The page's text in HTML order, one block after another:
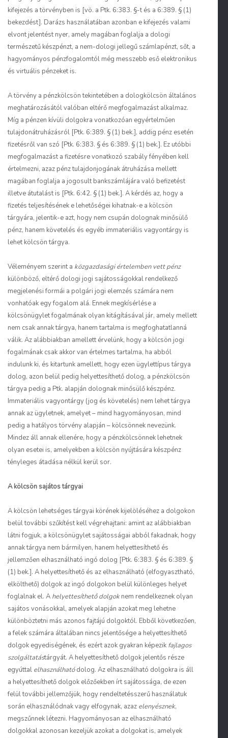
kifejezés a törvényben is [vö. a Ptk. 6:383. §-t és a 6:389. § (1)
bekezdést]. Darázs használatában azonban e kifejezés valami
elvont jelentést nyer, amely magában foglalja a dologi
természetű készpénzt, a nem-dologi jellegű számlapénzt, sőt, a
hagyományos pénzfogalomtól még messzebb eső elektronikus
és virtuális pénzeket is.
A törvény a pénzkölcsön tekintetében a dologkölcsön általános
meghatározásától valóban eltérő megfogalmazást alkalmaz.
Míg a pénzen kívüli dolgokra vonatkozóan egyértelműen
tulajdonátruházásról [Ptk. 6:389. § (1) bek.], addig pénz esetén
fizetésről van szó [Ptk. 6:383. § és 6:389. § (1) bek.]. Ez utóbbi
megfogalmazást a fizetésre vonatkozó szabály fényében kell
értelmezni, azaz pénz tulajdonjogának átruházása mellett
magában foglalja a jogosult bankszámlájára való befizetést
illetve átutalást is [Ptk. 6:42. § (1) bek.]. A kérdés az, hogy a
fizetés teljesítésének e lehetőségei kihatnak-e a kölcsön
tárgyára, jelentik-e azt, hogy nem csupán dolognak minősülő
pénz, hanem követelés és egyéb immateriális vagyontárgy is
lehet kölcsön tárgya.
Véleményem szerint a közgazdasági értelemben vett pénz
különböző, eltérő dologi jogi sajátosságokkal rendelkező
megjelenési formái a polgári jogi elemzés számára nem
vonhatóak egy fogalom alá. Ennek megkísérlése a
kölcsönügylet fogalmának olyan kitágításával jár, amely mellett
nem csak annak tárgya, hanem tartalma is megfoghatatlanná
válik. Az alábbiakban amellett érvelünk, hogy a kölcsön jogi
fogalmának csak akkor van értelmes tartalma, ha abból
indulunk ki, és kitartunk amellett, hogy ezen ügylettípus tárgya
dolog, azon belül pedig helyettesíthető dolog, a pénzkölcsön
tárgya pedig a Ptk. alapján dolognak minősülő készpénz.
Immateriális vagyontárgy (jog és követelés) nem lehet tárgya
annak az ügyletnek, amelyet – mind hagyományosan, mind
pedig a hatályos törvény alapján – kölcsönnek nevezünk.
Mindez áll annak ellenére, hogy a pénzkölcsönnek lehetnek
olyan esetei is, amelyekben a kölcsön nyújtására készpénz
tényleges átadása nélkül kerül sor.
A kölcsön sajátos tárgyai
A kölcsön lehetséges tárgyai körének kijelöléséhez a dolgokon
belül további szűkítést kell végrehajtani: amint az alábbiakban
látni fogjuk, a kölcsönügylet sajátosságai abból fakadnak, hogy
annak tárgya nem bármilyen, hanem helyettesíthető és
jellemzően elhasználható ingó dolog [Ptk. 6:383. § és 6:389. §
(1) bek.]. A helyettesíthető és az elhasználható (elfogyasztható,
elkölthető) dolgok az ingó dolgokon belül különleges helyet
foglalnak el. A helyettesíthető dolgok nem rendelkeznek olyan
sajátos vonásokkal, amelyek alapján azokat meg lehetne
különböztetni más azonos fajtájú dolgoktól. Ebből következően,
a felek számára általában nincs jelentősége a helyettesíthető
dolgok egyediségének, és ezért azok gyakran képezik fajlagos
szolgáltatástárgyát. A helyettesíthető dolgok jelentős része
egyúttal elhasználhatódolog. Az elhasználható dolgokra is áll
a helyettesíthető dolgok előzőekben írt sajátossága, de ezen
felül további jellemzőjük, hogy rendeltetésszerű használatuk
során elhasználódnak vagy elfogynak, azaz elenyésznek,
megszűnnek létezni. Hagyományosan az elhasználható
dolgokkal azonosan kezeljük azokat a dolgokat is, amelyek